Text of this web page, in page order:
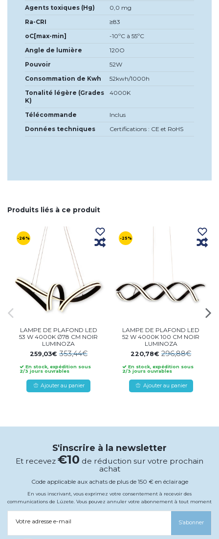
Agents toxiques (Hg)
0,0 mg
Ra-CRI
≥83
oC[max-min]
-10ºC à 55ºC
Angle de lumière
120O
Pouvoir
52W
Consommation de Kwh
52kwh/1000h
Tonalité légère (Grades
K)
4000K
Télécommande
Inclus
Données techniques
Certifications : CE et RoHS
Produits liés à ce produit
-26%
LAMPE DE PLAFOND LED
53 W 4000K ∅78 CM NOIR
LUMINOZA
259,03€353,44€
En stock, expédition sous
2/3 jours ouvrables
Ajouter au panier
-25%
LAMPE DE PLAFOND LED
52 W 4000K 100 CM NOIR
LUMINOZA
220,78€296,88€
En stock, expédition sous
2/3 jours ouvrables
Ajouter au panier
S'inscrire à la newsletter
Et recevez €10 de réduction sur votre prochain
achat
Code applicable aux achats de plus de 150 € en éclairage
En vous inscrivant, vous exprimez votre consentement à recevoir des
communications de Lúzete. Vous pouvez annuler votre abonnement à tout moment
Votre adresse e-mail S’abonner